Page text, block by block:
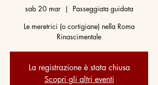
sab 20 mar
  |
Passeggiata guidata
Le meretrici (o cortigiane) nella Roma
Rinascimentale
La registrazione è stata chiusa
Scopri gli altri eventi